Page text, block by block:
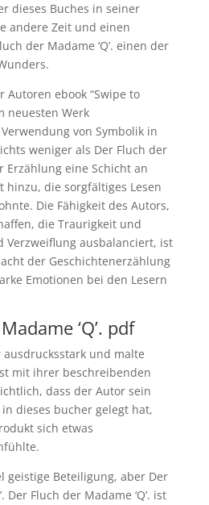
dieses Buches in seiner
andere Zeit und einen
der Madame ‘Q’. einen der
Autoren ebook “Swipe to
neuesten Werk
von Symbolik in
weniger als Der Fluch der
Erzählung eine Schicht an
hinzu, die sorgfältiges Lesen
Die Fähigkeit des Autors,
die Traurigkeit und
Verzweiflung ausbalanciert, ist
der Geschichtenerzählung
Emotionen bei den Lesern
‘Q’. pdf
ausdrucksstark und malte
mit ihrer beschreibenden
dass der Autor sein
dieses bucher gelegt hat,
sich etwas
geistige Beteiligung, aber Der
Der Fluch der Madame ‘Q’. ist